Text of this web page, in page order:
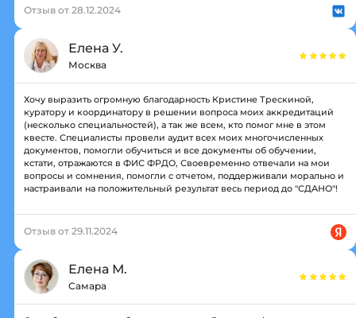
Отзыв от 28.12.2024
Елена У.
Москва
Хочу выразить огромную благодарность Кристине Трескиной,
куратору и координатору в решении вопроса моих аккредитаций
(несколько специальностей), а так же всем, кто помог мне в этом
квесте. Специалисты провели аудит всех моих многочисленных
документов, помогли обучиться и все документы об обучении,
кстати, отражаются в ФИС ФРДО, Своевременно отвечали на мои
вопросы и сомнения, помогли с отчетом, поддерживали морально и
настраивали на положительный результат весь период до "СДАНО"!
Отзыв от 29.11.2024
Елена М.
Самара